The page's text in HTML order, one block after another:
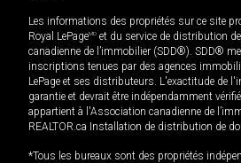
Les informations des propriétés sur ce site
Royal LePageMD et du service de distribution
canadienne de l’immobilier (SDD®). SDD®
inscriptions tenues par des agences
LePage et ses distributeurs. L'exactitude de
garantie et devrait être indépendamment
appartient à l'Association canadienne de
REALTOR.ca Installation de distribution de
*Tous les bureaux sont des propriétés